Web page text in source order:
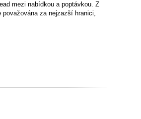
mezi nabídkou a poptávkou. Z
považována za nejzazší hranici,